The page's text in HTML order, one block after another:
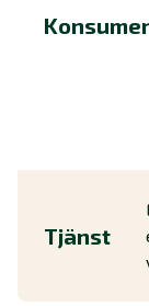
Tjänst